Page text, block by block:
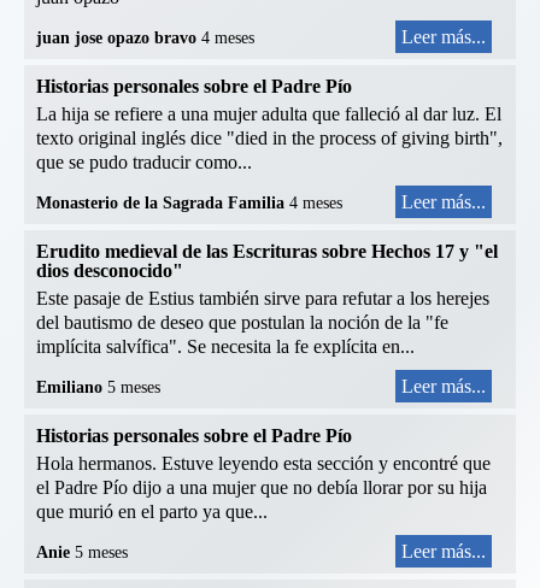
juan jose opazo bravo 4 meses Leer más...
Historias personales sobre el Padre Pío
La hija se refiere a una mujer adulta que falleció al dar luz. El
texto original inglés dice "died in the process of giving birth",
que se pudo traducir como...
Monasterio de la Sagrada Familia 4 meses Leer más...
Erudito medieval de las Escrituras sobre Hechos 17 y "el
dios desconocido"
Este pasaje de Estius también sirve para refutar a los herejes
del bautismo de deseo que postulan la noción de la "fe
implícita salvífica". Se necesita la fe explícita en...
Emiliano 5 meses Leer más...
Historias personales sobre el Padre Pío
Hola hermanos. Estuve leyendo esta sección y encontré que
el Padre Pío dijo a una mujer que no debía llorar por su hija
que murió en el parto ya que...
Anie 5 meses Leer más...